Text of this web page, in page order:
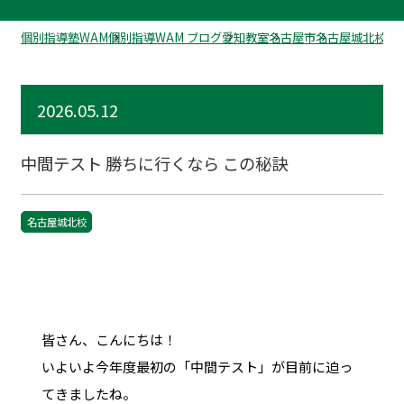
個別指導塾WAM個別指導WAM ブログ愛知教室名古屋市名古屋城北校の
2026.05.12
中間テスト 勝ちに行くなら この秘訣
名古屋城北校
皆さん、こんにちは！
いよいよ今年度最初の「中間テスト」が目前に迫っ
てきましたね。